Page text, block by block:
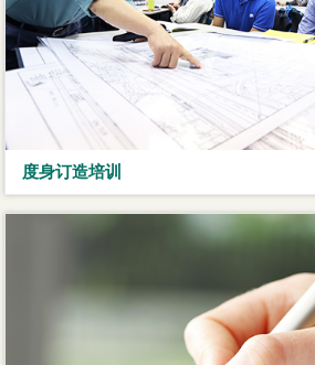
度身订造培训